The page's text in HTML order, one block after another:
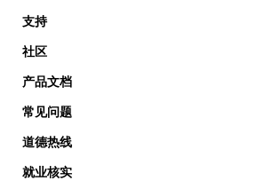
支持
社区
产品文档
常见问题
道德热线
就业核实